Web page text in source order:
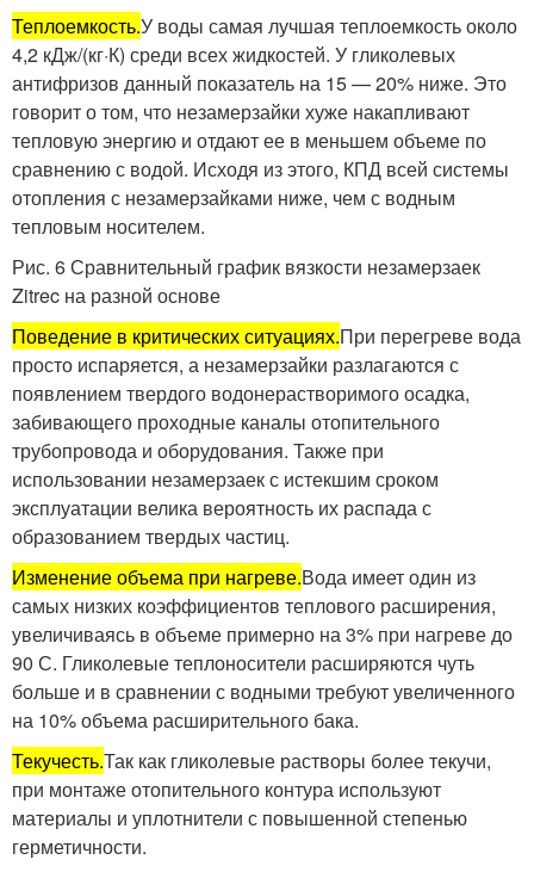
Теплоемкость.У воды самая лучшая теплоемкость около
4,2 кДж/(кг·К) среди всех жидкостей. У гликолевых
антифризов данный показатель на 15 — 20% ниже. Это
говорит о том, что незамерзайки хуже накапливают
тепловую энергию и отдают ее в меньшем объеме по
сравнению с водой. Исходя из этого, КПД всей системы
отопления с незамерзайками ниже, чем с водным
тепловым носителем.
Рис. 6 Сравнительный график вязкости незамерзаек
Zitrec на разной основе
Поведение в критических ситуациях.При перегреве вода
просто испаряется, а незамерзайки разлагаются с
появлением твердого водонерастворимого осадка,
забивающего проходные каналы отопительного
трубопровода и оборудования. Также при
использовании незамерзаек с истекшим сроком
эксплуатации велика вероятность их распада с
образованием твердых частиц.
Изменение объема при нагреве.Вода имеет один из
самых низких коэффициентов теплового расширения,
увеличиваясь в объеме примерно на 3% при нагреве до
90 С. Гликолевые теплоносители расширяются чуть
больше и в сравнении с водными требуют увеличенного
на 10% объема расширительного бака.
Текучесть.Так как гликолевые растворы более текучи,
при монтаже отопительного контура используют
материалы и уплотнители с повышенной степенью
герметичности.